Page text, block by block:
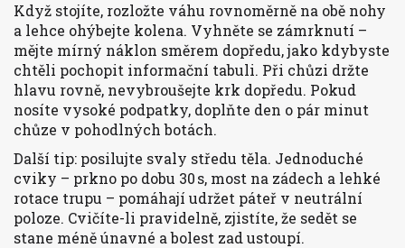
Když stojíte, rozložte váhu rovnoměrně na obě nohy
a lehce ohýbejte kolena. Vyhněte se zámrknutí –
mějte mírný náklon směrem dopředu, jako kdybyste
chtěli pochopit informační tabuli. Při chůzi držte
hlavu rovně, nevybroušejte krk dopředu. Pokud
nosíte vysoké podpatky, doplňte den o pár minut
chůze v pohodlných botách.
Další tip: posilujte svaly středu těla. Jednoduché
cviky – prkno po dobu 30 s, most na zádech a lehké
rotace trupu – pomáhají udržet páteř v neutrální
poloze. Cvičíte-li pravidelně, zjistíte, že sedět se
stane méně únavné a bolest zad ustoupí.